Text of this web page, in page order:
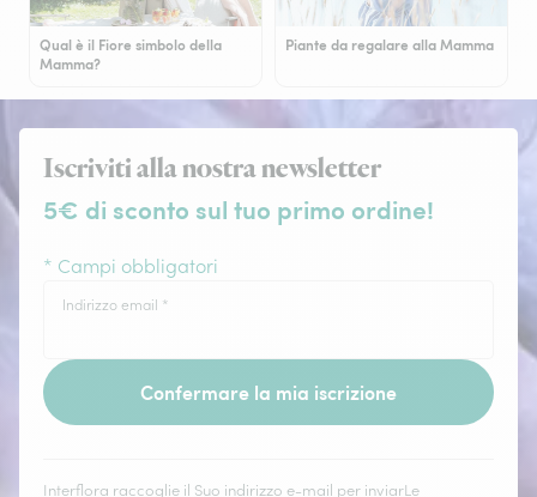
Qual è il Fiore simbolo della
Mamma?
Piante da regalare alla Mamma
Iscriviti alla nostra newsletter
5€ di sconto sul tuo primo ordine!
* Campi obbligatori
Indirizzo email *
Confermare la mia iscrizione
Interflora raccoglie il Suo indirizzo e-mail per inviarLe